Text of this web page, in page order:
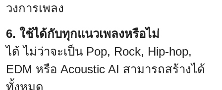
วงการเพลง
6. ใช้ได้กับทุกแนวเพลงหรือไม่
ได้ ไม่ว่าจะเป็น Pop, Rock, Hip-hop,
EDM หรือ Acoustic AI สามารถสร้างได้
ทั้งหมด